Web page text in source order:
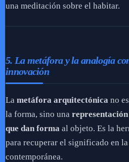
una meditación sobre el habitar.
5. La metáfora y la analogía
innovación
La metáfora arquitectónica no
la forma, sino una
que dan forma al objeto. Es la
para recuperar el significado en
contemporánea.